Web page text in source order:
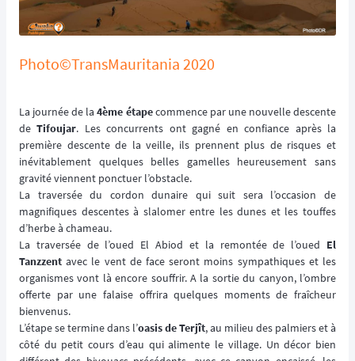
Photo©TransMauritania 2020
La journée de la4ème étapecommence par une nouvelle descente
deTifoujar. Les concurrents ont gagné en confiance après la
première descente de la veille, ils prennent plus de risques et
inévitablement quelques belles gamelles heureusement sans
gravité viennent ponctuer l’obstacle.
La traversée du cordon dunaire qui suit sera l’occasion de
magnifiques descentes à slalomer entre les dunes et les touffes
d’herbe à chameau.
La traversée de l’oued El Abiod et la remontée de l’oued El
Tanzzent avec le vent de face seront moins sympathiques et les
organismes vont là encore souffrir. A la sortie du canyon, l’ombre
offerte par une falaise offrira quelques moments de fraîcheur
bienvenus.
L’étape se termine dans l’oasis de Terjît, au milieu des palmiers et à
côté du petit cours d’eau qui alimente le village. Un décor bien